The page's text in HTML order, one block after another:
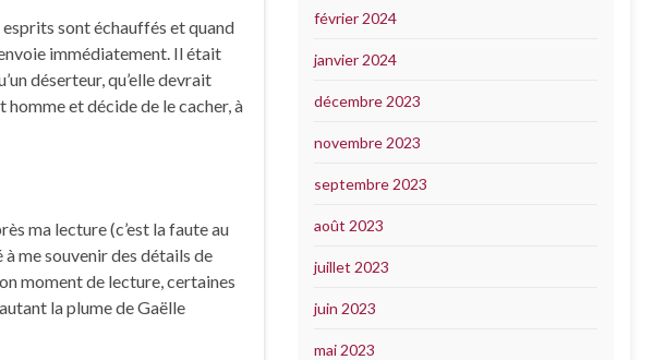
esprits sont échauffés et quand
immédiatement. Il était
déserteur, qu’elle devrait
homme et décide de le cacher, à
ma lecture (c’est la faute au
me souvenir des détails de
moment de lecture, certaines
la plume de Gaëlle
février 2024
janvier 2024
décembre 2023
novembre 2023
septembre 2023
août 2023
juillet 2023
juin 2023
mai 2023